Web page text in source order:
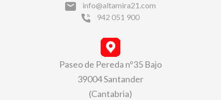
info@altamira21.com
942 051 900
Paseo de Pereda nº35 Bajo
39004 Santander
(Cantabria)